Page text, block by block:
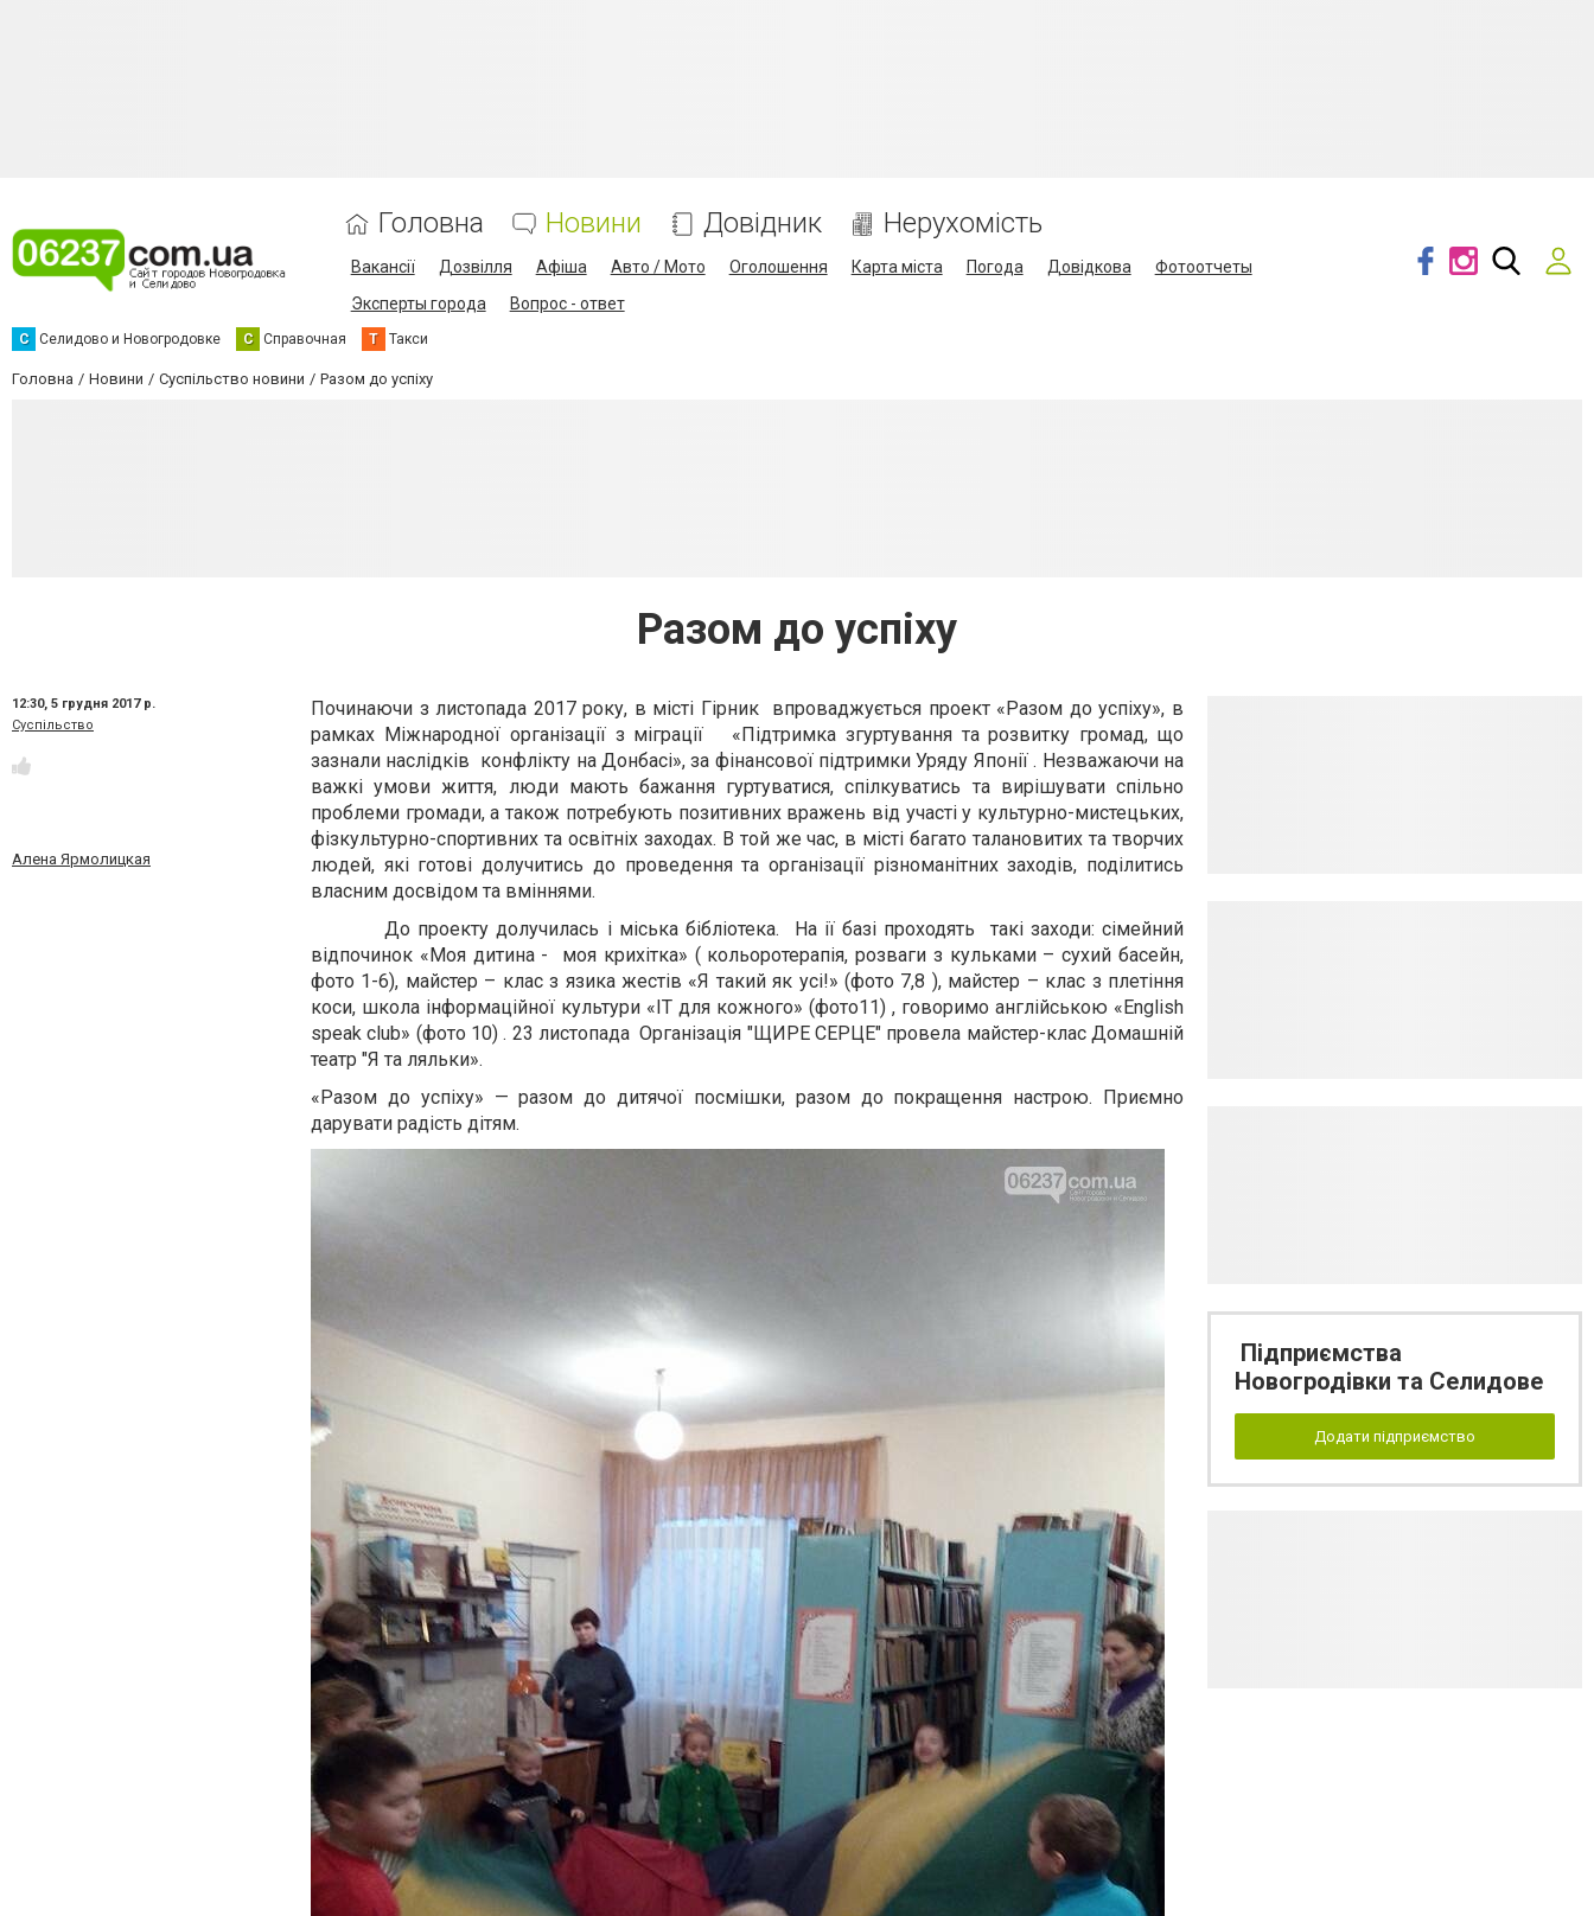
Головна Новини Довідник Нерухомість
Вакансії Дозвілля Афіша Авто / Мото Оголошення Карта міста Погода Довідкова
Фотоотчеты
Эксперты города
Вопрос - ответ
С Селидово и Новогродовке С Справочная Т Такси
Головна Новини Суспільство новини Разом до успіху
Разом до успіху
12:30, 5 грудня 2017 р.
Суспільство
Алена Ярмолицкая
Починаючи з листопада 2017 року, в місті Гірник впроваджується проект «Разом до успіху», в
рамках Міжнародної організації з міграції «Підтримка згуртування та розвитку громад, що
зазнали наслідків конфлікту на Донбасі», за фінансової підтримки Уряду Японії . Незважаючи на
важкі умови життя, люди мають бажання гуртуватися, спілкуватись та вирішувати спільно
проблеми громади, а також потребують позитивних вражень від участі у культурно-мистецьких,
фізкультурно-спортивних та освітніх заходах. В той же час, в місті багато талановитих та творчих
людей, які готові долучитись до проведення та організації різноманітних заходів, поділитись
власним досвідом та вміннями.
До проекту долучилась і міська бібліотека. На ії базі проходять такі заходи: сімейний
відпочинок «Моя дитина - моя крихітка» ( кольоротерапія, розваги з кульками – сухий басейн,
фото 1-6), майстер – клас з язика жестів «Я такий як усі!» (фото 7,8 ), майстер – клас з плетіння
коси, школа інформаційної культури «ІТ для кожного» (фото11) , говоримо англійською «English
speak club» (фото 10) . 23 листопада Організація "ЩИРЕ СЕРЦЕ" провела майстер-клас Домашній
театр "Я та ляльки».
«Разом до успіху» — разом до дитячої посмішки, разом до покращення настрою. Приємно
дарувати радість дітям.
Підприємства
Новогродівки та Селидове
Додати підприємство